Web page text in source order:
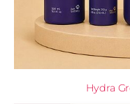
Hydra